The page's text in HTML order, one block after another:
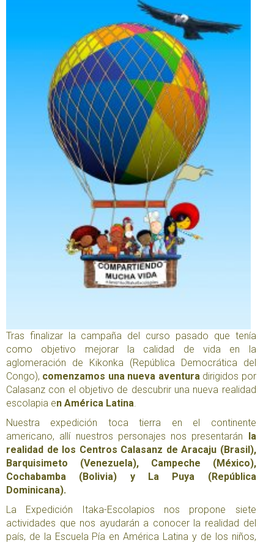
Tras finalizar la campaña del curso pasado que tenía
como objetivo mejorar la calidad de vida en la
aglomeración de Kikonka (República Democrática del
Congo), comenzamos una nueva aventura dirigidos por
Calasanz con el objetivo de descubrir una nueva realidad
escolapia en América Latina
Nuestra expedición toca tierra en el continente
americano, allí nuestros personajes nos presentarán la
realidad de los Centros Calasanz de Aracaju (Brasil),
Barquisimeto (Venezuela), Campeche (México),
Cochabamba (Bolivia) y La Puya (República
Dominicana).
La Expedición Itaka-Escolapios nos propone siete
actividades que nos ayudarán a conocer la realidad del
país, de la Escuela Pía en América Latina y de los niños,